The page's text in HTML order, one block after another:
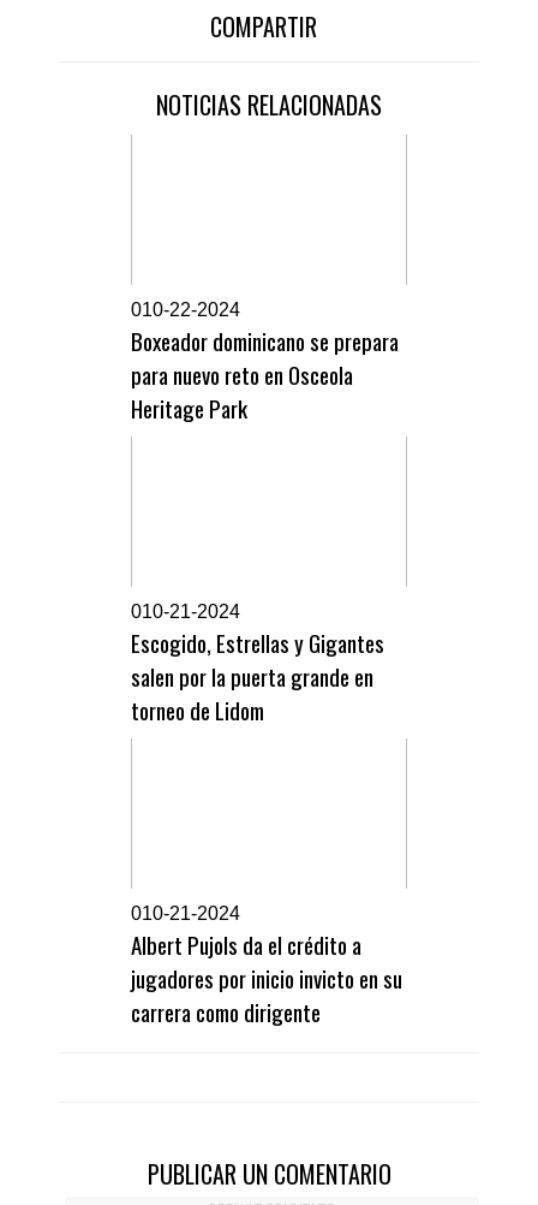
COMPARTIR
NOTICIAS RELACIONADAS
010-22-2024
Boxeador dominicano se prepara
para nuevo reto en Osceola
Heritage Park
010-21-2024
Escogido, Estrellas y Gigantes
salen por la puerta grande en
torneo de Lidom
010-21-2024
Albert Pujols da el crédito a
jugadores por inicio invicto en su
carrera como dirigente
PUBLICAR UN COMENTARIO